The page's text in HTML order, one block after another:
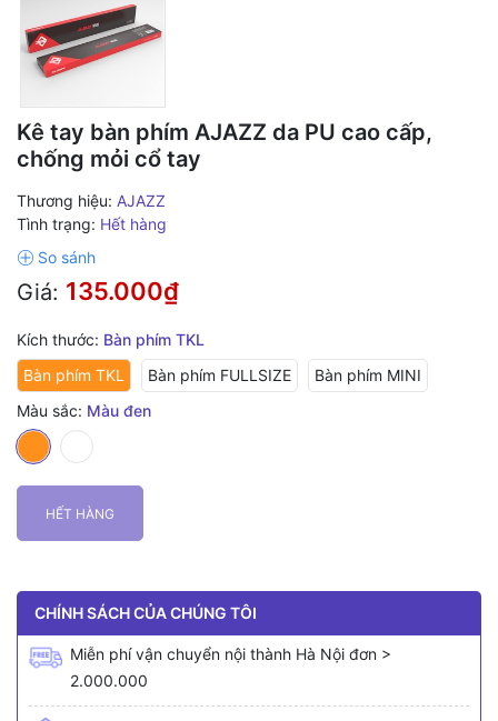
Kê tay bàn phím AJAZZ da PU cao cấp,
chống mỏi cổ tay
Thương hiệu: AJAZZ
Tình trạng: Hết hàng
Giá: 135.000₫
Kích thước: Bàn phím TKL
Bàn phím TKL
Bàn phím FULLSIZE
Bàn phím MINI
Màu sắc: Màu đen
HẾT HÀNG
CHÍNH SÁCH CỦA CHÚNG TÔI
Miễn phí vận chuyển nội thành Hà Nội đơn >
2.000.000